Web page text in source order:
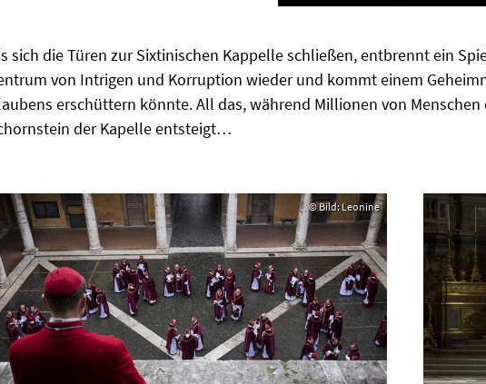
sich die Türen zur Sixtinischen Kappelle schließen, entbrennt ein
von Intrigen und Korruption wieder und kommt einem
erschüttern könnte. All das, während Millionen von
der Kapelle entsteigt…
© Bild: Leonine